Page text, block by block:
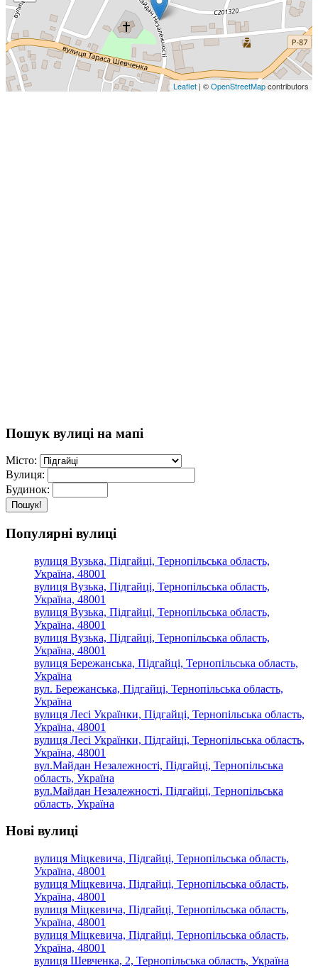
Leaflet | ©OpenStreetMapcontributors
Пошук вулиці на мапі
Місто:
Вулиця:
Будинок:
Пошук!
Популярні вулиці
вулиця Вузька, Підгайці, Тернопільська область,
Україна, 48001
вулиця Вузька, Підгайці, Тернопільська область,
Україна, 48001
вулиця Вузька, Підгайці, Тернопільська область,
Україна, 48001
вулиця Вузька, Підгайці, Тернопільська область,
Україна, 48001
вулиця Бережанська, Підгайці, Тернопільська область,
Україна
вул. Бережанська, Підгайці, Тернопільська область,
Україна
вулиця Лесі Українки, Підгайці, Тернопільська область,
Україна, 48001
вулиця Лесі Українки, Підгайці, Тернопільська область,
Україна, 48001
вул.Майдан Незалежності, Підгайці, Тернопільська
область, Україна
вул.Майдан Незалежності, Підгайці, Тернопільська
область, Україна
Нові вулиці
вулиця Міцкевича, Підгайці, Тернопільська область,
Україна, 48001
вулиця Міцкевича, Підгайці, Тернопільська область,
Україна, 48001
вулиця Міцкевича, Підгайці, Тернопільська область,
Україна, 48001
вулиця Міцкевича, Підгайці, Тернопільська область,
Україна, 48001
вулиця Шевченка, 2, Тернопільська область, Україна